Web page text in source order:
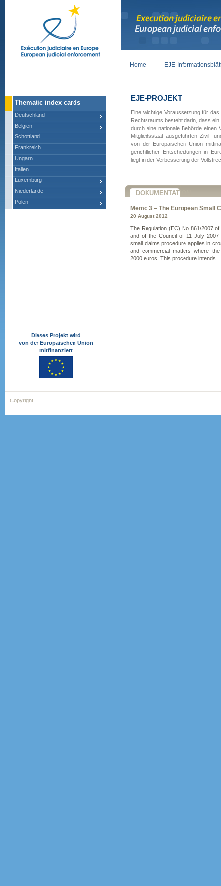
EJE-PROJEKT
Eine wichtige Voraussetzung für
Rechtsraums besteht darin, dass
durch eine nationale Behörde einen
Mitgliedsstaat ausgeführten Zivil-
von der Europäischen Union
gerichtlicher Entscheidungen in
liegt in der Verbesserung der
DOKUMENTATION
Memo 3 – The European Small
20 August 2012
The Regulation (EC) No 861/2007
and of the Council of 11 July 2007
small claims procedure applies in
and commercial matters where
2000 euros. This procedure intends...
Home EJE-
Thematic index cards
Deutschland
Belgien
Schottland
Frankreich
Ungarn
Italien
Luxemburg
Niederlande
Polen
Dieses Projekt wird
von der Europäischen Union
mitfinanziert
Copyright